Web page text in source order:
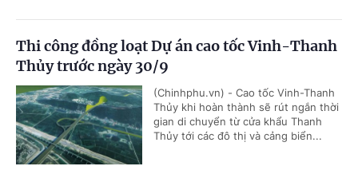
Thi công đồng loạt Dự án cao tốc Vinh-Thanh
Thủy trước ngày 30/9
(Chinhphu.vn) - Cao tốc Vinh-Thanh
Thủy khi hoàn thành sẽ rút ngắn thời
gian di chuyển từ cửa khẩu Thanh
Thủy tới các đô thị và cảng biển...